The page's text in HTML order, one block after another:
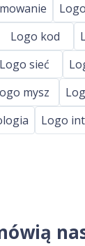
Logo kod
Logo sieć
mysz
Logo